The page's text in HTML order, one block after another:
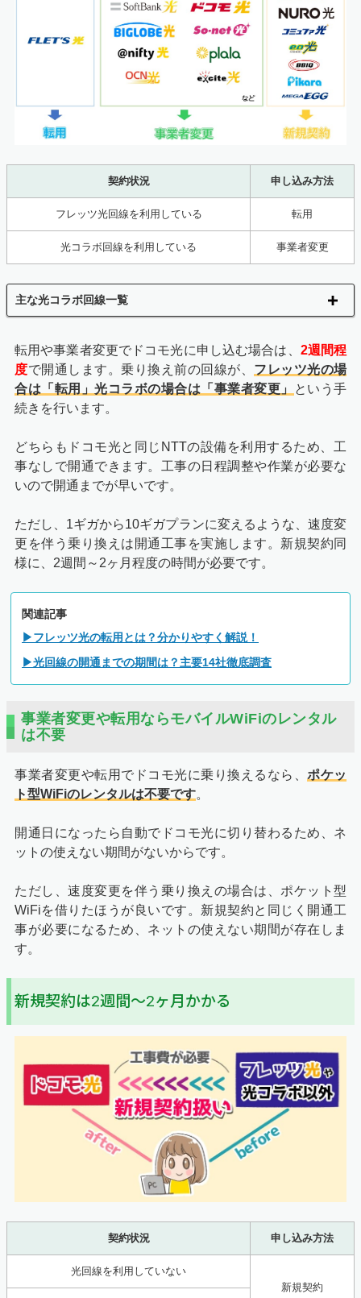
契約状況 申し込み方法
フレッツ光回線を利用している 転用
光コラボ回線を利用している 事業者変更
主な光コラボ回線一覧
転用や事業者変更でドコモ光に申し込む場合は、 2週間程
度で開通します。乗り換え前の回線が、 フレッツ光の場
合は 「転用」 光コラボの場合は「事業者変更」
という手
続きを行います。
どちらもドコモ光と同じNTTの設備を利用するため、工
事なしで開通できます。工事の日程調整や作業が必要な
いので開通までが早いです。
ただし、1ギガから10ギガプランに変えるような、速度変
更を伴う乗り換えは開通工事を実施します。新規契約同
様に、2週間～2ヶ月程度の時間が必要です。
関連記事
▶フレッツ光の転用とは？分かりやすく解説！
▶光回線の開通までの期間は？主要14社徹底調査
事業者変更や転用ならモバイルWiFiのレンタル
は不要
事業者変更や転用でドコモ光に乗り換えるなら、 ポケッ
ト型WiFiのレンタルは不要です。
開通日になったら自動でドコモ光に切り替わるため、ネ
ットの使えない期間がないからです。
ただし、速度変更を伴う乗り換えの場合は、ポケット型
WiFiを借りたほうが良いです。新規契約と同じく開通工
事が必要になるため、ネットの使えない期間が存在しま
す。
新規契約は2週間～2ヶ月かかる
契約状況 申し込み方法
光回線を利用していない
新規契約